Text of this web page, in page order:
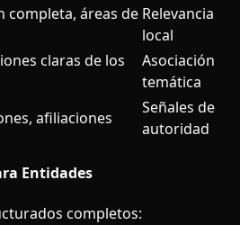
completa, áreas de Relevancia
local
claras de los
Asociación
temática
afiliaciones
Señales de
autoridad
Entidades
completos: